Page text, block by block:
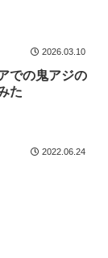
2026.03.10
での鬼アジの
た
2022.06.24